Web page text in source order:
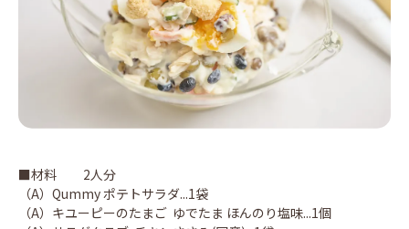
■材料 2人分
（A）Qummy ポテトサラダ...1袋
（A）キユーピーのたまご ゆでたま ほんのり塩味...1個